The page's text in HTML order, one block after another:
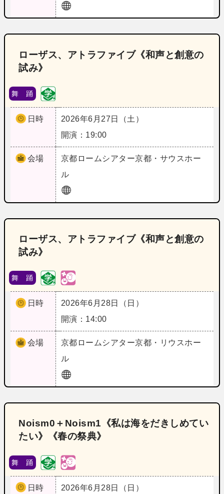
ローザス、アトラファイブ《和声と創意の
試み》
舞 踊
日時
2026年6月27日（土）
開演：19:00
会場 京都 ロームシアター京都・サウスホー
ル
ローザス、アトラファイブ《和声と創意の
試み》
舞 踊
日時
2026年6月28日（日）
開演：14:00
会場 京都 ロームシアター京都・リウスホー
ル
Noism0＋Noism1《私は海をだきしめてい
たい》《春の祭典》
舞 踊
日時
2026年6月28日（日）